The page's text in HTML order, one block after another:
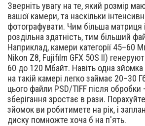
Зверніть увагу на те, який розмір
вашої камери, та наскільки
фотографувати. Чим більша матриця
роздільна здатність, тим більший
Наприклад, камери категорії 45–60
Nikon Z8, Fujifilm GFX 50S II)
60 до 120 Мбайт. Навіть одна зйомка
на такій камері легко займає 20–30
цього файли PSD/TIFF після обробки
зберігання зростає в рази.
зйомок ви робитимете на рік, і
диску помножте хоча б на п'ять.